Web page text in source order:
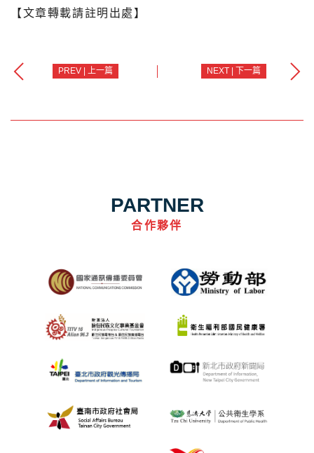
【文章轉載請註明出處】
PREV | 上一篇 NEXT | 下一篇
PARTNER
合作夥伴